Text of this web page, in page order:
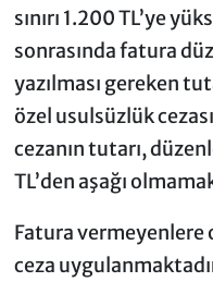
sınırı 1.200 TL’ye
sonrasında fatura
yazılması gereken
özel usulsüzlük
cezanın tutarı,
TL’den aşağı
Fatura vermeyenlere
ceza